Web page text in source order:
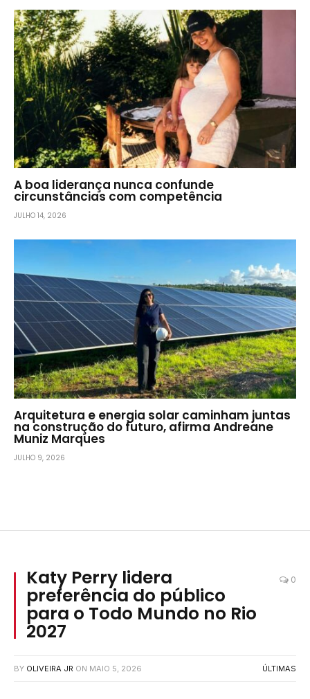
A boa liderança nunca confunde
circunstâncias com competência
JULHO 14, 2026
Arquitetura e energia solar caminham juntas
na construção do futuro, afirma Andreane
Muniz Marques
JULHO 9, 2026
Katy Perry lidera
preferência do público
para o Todo Mundo no Rio
2027
0
BY OLIVEIRA JR ON MAIO 5, 2026 ÚLTIMAS